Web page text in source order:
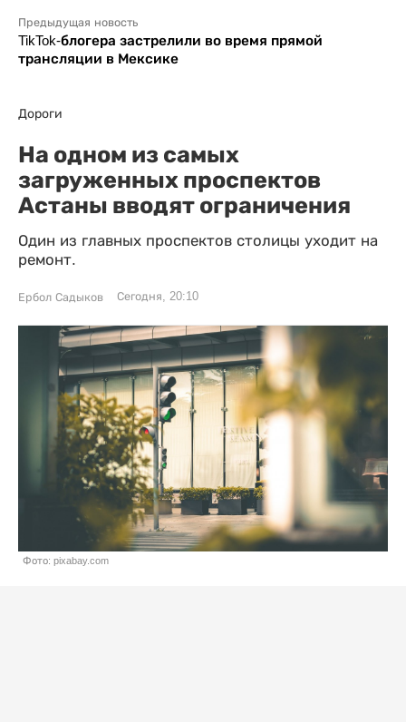
Предыдущая новость
TikTok-блогера застрелили во время прямой
трансляции в Мексике
Дороги
На одном из самых
загруженных проспектов
Астаны вводят ограничения
Один из главных проспектов столицы уходит на
ремонт.
Ербол Садыков Сегодня, 20:10
Фото: pixabay.com